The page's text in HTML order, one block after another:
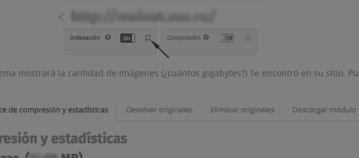
mostrará la cantidad de imágenes (¿cuántos gigabytes?) Se encontró en su sitio.